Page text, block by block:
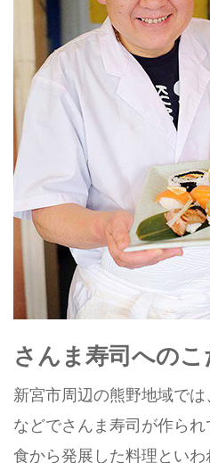
さんま寿司へのこ
新宮市周辺の熊野地域で
などでさんま寿司が作ら
食から発展した料理といわ